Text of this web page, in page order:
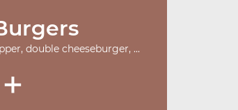
double cheeseburger, ...
+